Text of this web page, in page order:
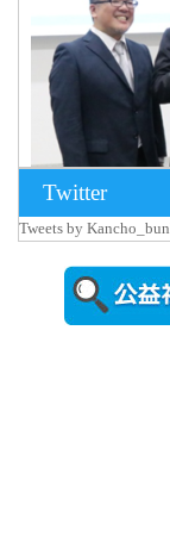
Twitter
Tweets by